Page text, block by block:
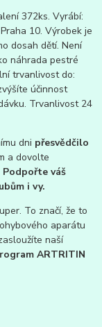
372ks. Vyrábí:
10. Výrobek je
dosah dětí. Není
náhrada pestré
trvanlivost do:
účinnost
Trvanlivost 24
dni přesvědčilo
a dovolte
Podpořte váš
i vy.
To značí, že to
aparátu
naší
ARTRITIN